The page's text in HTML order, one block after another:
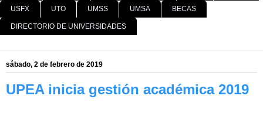
USFX UTO UMSS UMSA BECAS
DIRECTORIO DE UNIVERSIDADES
sábado, 2 de febrero de 2019
UPEA inicia gestión académica 2019